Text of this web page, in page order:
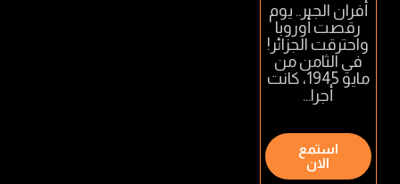
أفران الجير.. يوم
رقصت أوروبا
واحترقت الجزائر!
في الثامن من
مايو 1945، كانت
أجرا...
استمع
الان